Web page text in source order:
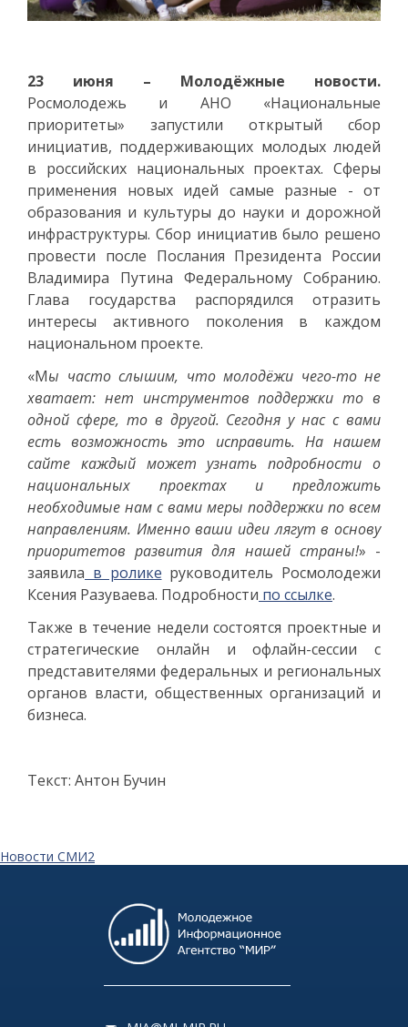
23 июня – Молодёжные новости.
Росмолодежь и АНО «Национальные
приоритеты» запустили открытый сбор
инициатив, поддерживающих молодых людей
в российских национальных проектах. Сферы
применения новых идей самые разные - от
образования и культуры до науки и дорожной
инфраструктуры. Сбор инициатив было решено
провести после Послания Президента России
Владимира Путина Федеральному Собранию.
Глава государства распорядился отразить
интересы активного поколения в каждом
национальном проекте.
«Мы часто слышим, что молодёжи чего-то не
хватает: нет инструментов поддержки то в
одной сфере, то в другой. Сегодня у нас с вами
есть возможность это исправить. На нашем
сайте каждый может узнать подробности о
национальных проектах и предложить
необходимые нам с вами меры поддержки по всем
направлениям. Именно ваши идеи лягут в основу
приоритетов развития для нашей страны!» -
заявила в ролике руководитель Росмолодежи
Ксения Разуваева. Подробности по ссылке.
Также в течение недели состоятся проектные и
стратегические онлайн и офлайн-сессии с
представителями федеральных и региональных
органов власти, общественных организаций и
бизнеса.
Текст: Антон Бучин
Новости СМИ2